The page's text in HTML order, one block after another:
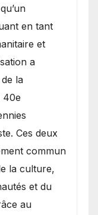
en tant
et
a
la
40e
Ces deux
commun
la culture,
et du
au